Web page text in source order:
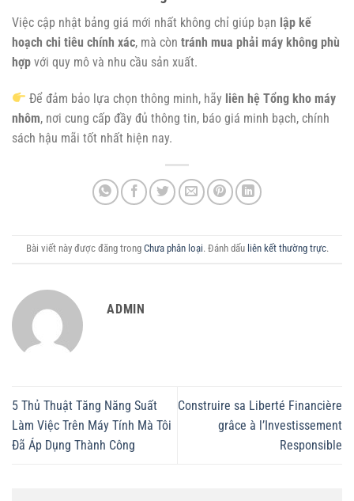
Việc cập nhật bảng giá mới nhất không chỉ giúp bạn lập kế
hoạch chi tiêu chính xác, mà còn tránh mua phải máy không phù
hợp với quy mô và nhu cầu sản xuất.
Để đảm bảo lựa chọn thông minh, hãy liên hệ Tổng kho máy
nhôm, nơi cung cấp đầy đủ thông tin, báo giá minh bạch, chính
sách hậu mãi tốt nhất hiện nay.
Bài viết này được đăng trong Chưa phân loại. Đánh dấu liên kết thường trực.
ADMIN
5 Thủ Thuật Tăng Năng Suất
Làm Việc Trên Máy Tính Mà Tôi
Đã Áp Dụng Thành Công
Construire sa Liberté Financière
grâce à l’Investissement
Responsible